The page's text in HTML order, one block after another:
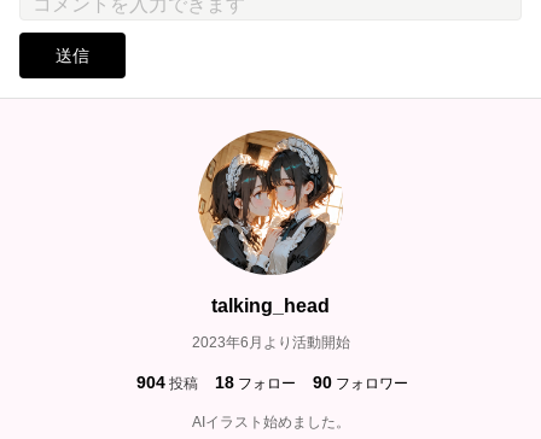
送信
talking_head
2023年6月より活動開始
904 投稿 18 フォロー 90 フォロワー
AIイラスト始めました。